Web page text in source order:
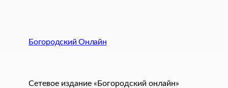
Богородский Онлайн
Сетевое издание «Богородский онлайн»